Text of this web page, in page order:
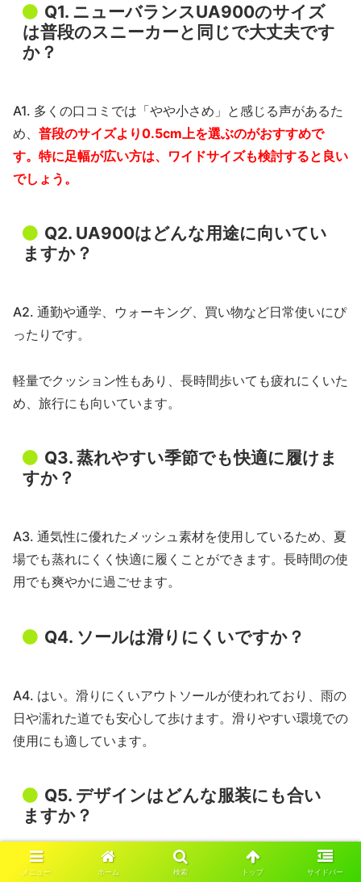
G
P
T
:
Q1. ニューバランスUA900のサイズ
は普段のスニーカーと同じで大丈夫です
か？
A1. 多くの口コミでは「やや小さめ」と感じる声があるた
め、 普段のサイズより0.5cm上を選ぶのがおすすめで
す。特に足幅が広い方は、ワイドサイズも検討すると良い
でしょう。
Q2. UA900はどんな用途に向いてい
ますか？
A2. 通勤や通学、ウォーキング、買い物など日常使いにぴ
ったりです。
軽量でクッション性もあり、長時間歩いても疲れにくいた
め、旅行にも向いています。
Q3. 蒸れやすい季節でも快適に履けま
すか？
A3. 通気性に優れたメッシュ素材を使用しているため、夏
場でも蒸れにくく快適に履くことができます。長時間の使
用でも爽やかに過ごせます。
Q4. ソールは滑りにくいですか？
A4. はい。滑りにくいアウトソールが使われており、雨の
日や濡れた道でも安心して歩けます。滑りやすい環境での
使用にも適しています。
Q5. デザインはどんな服装にも合い
ますか？
A5. シンプルで落ち着いたカラー展開のため、カジュアル
メニュー ホーム 検索 トップ サイドバー